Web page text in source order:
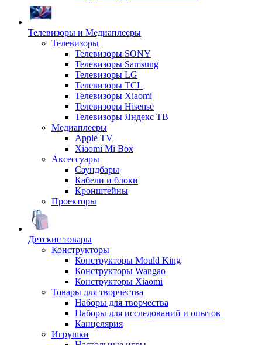
Телевизоры и Медиаплееры
Телевизоры
Телевизоры SONY
Телевизоры Samsung
Телевизоры LG
Телевизоры TCL
Телевизоры Xiaomi
Телевизоры Hisense
Телевизоры Яндекс ТВ
Медиаплееры
Apple TV
Xiaomi Mi Box
Аксессуары
Саундбары
Кабели и блоки
Кронштейны
Проекторы
Детские товары
Конструкторы
Конструкторы Mould King
Конструкторы Wangao
Конструкторы Xiaomi
Товары для творчества
Наборы для творчества
Наборы для исследований и опытов
Канцелярия
Игрушки